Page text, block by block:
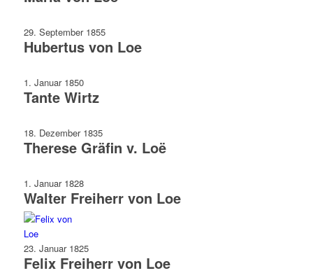
29. September 1855
Hubertus von Loe
1. Januar 1850
Tante Wirtz
18. Dezember 1835
Therese Gräfin v. Loë
1. Januar 1828
Walter Freiherr von Loe
23. Januar 1825
Felix Freiherr von Loe